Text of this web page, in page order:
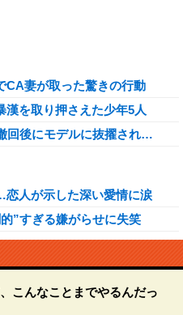
妻が取った驚きの行動
漢を取り押さえた少年5人
回後にモデルに抜擢され…
人が示した深い愛情に涙
”すぎる嫌がらせに失笑
こんなことまでやるんだっ